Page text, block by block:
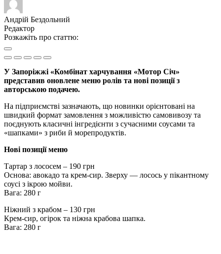
Андрій Бездольний
Редактор
Розкажіть про статтю:
У Запоріжжі «Комбінат харчування «Мотор Січ»
представив оновлене меню ролів та нові позиції з
авторською подачею.
На підприємстві зазначають, що новинки орієнтовані на
швидкий формат замовлення з можливістю самовивозу та
поєднують класичні інгредієнти з сучасними соусами та
«шапками» з риби й морепродуктів.
Нові позиції меню
Тартар з лососем – 190 грн
Основа: авокадо та крем-сир. Зверху — лосось у пікантному
соусі з ікрою мойви.
Вага: 280 г
Ніжний з крабом – 130 грн
Крем-сир, огірок та ніжна крабова шапка.
Вага: 280 г